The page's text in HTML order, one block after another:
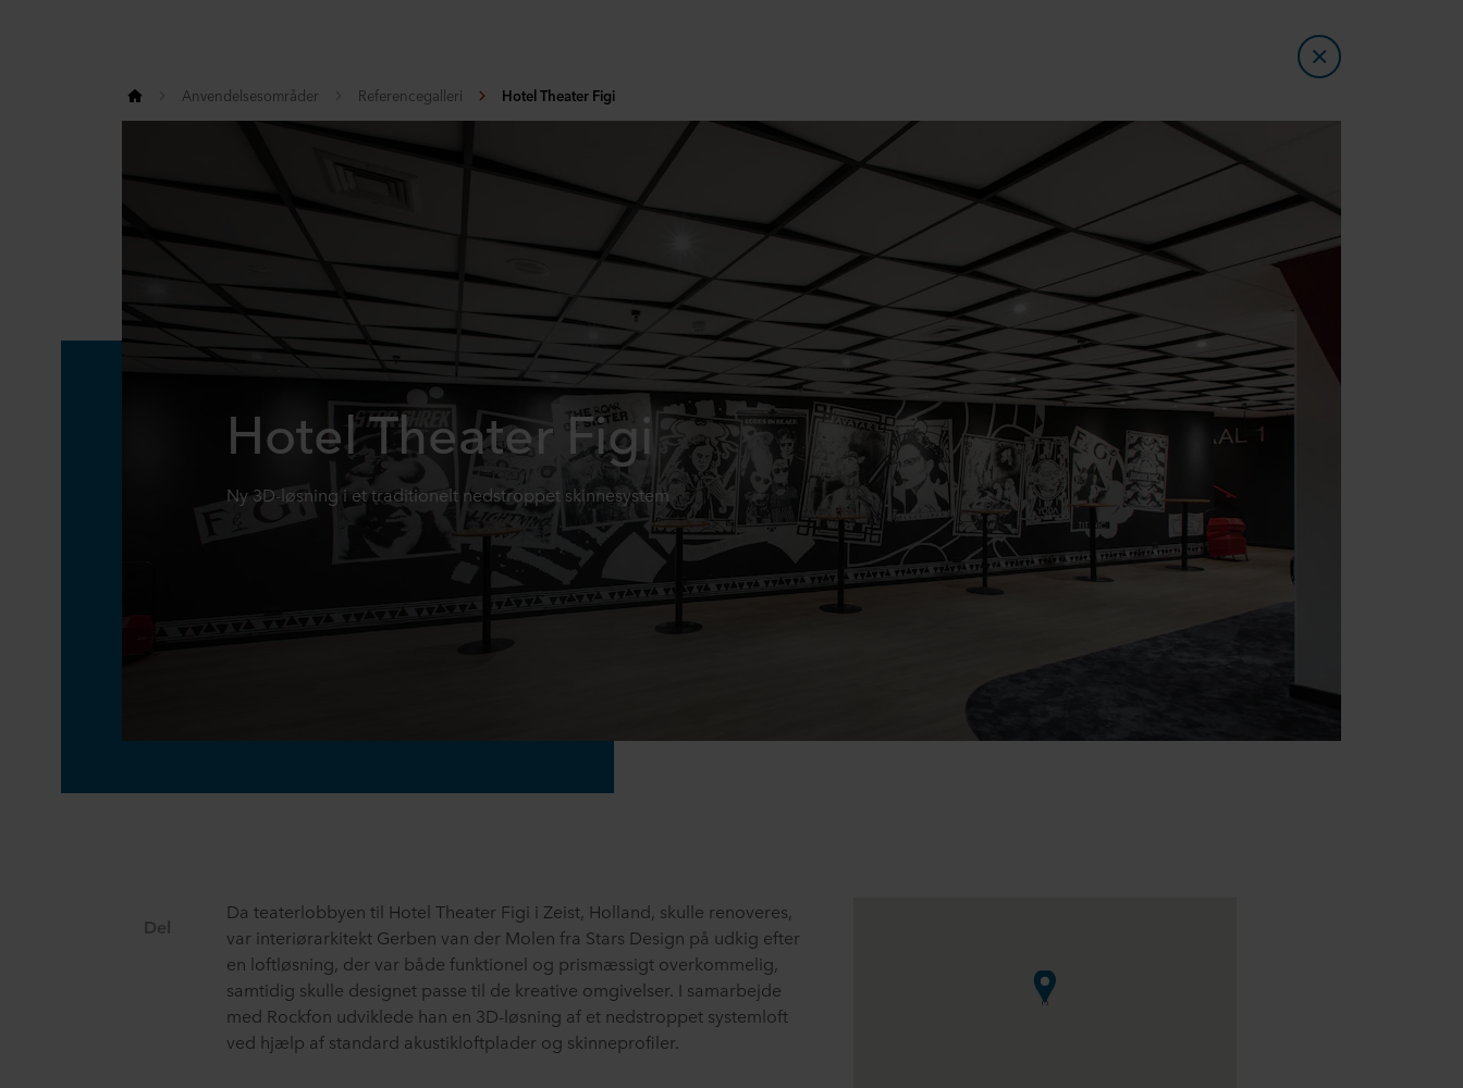
Anvendelsesområder Referencegalleri Hotel Theater Figi
Hotel Theater Figi
Ny 3D-løsning i et traditionelt nedstroppet skinnesystem
Del
Da teaterlobbyen til Hotel Theater Figi i Zeist, Holland, skulle renoveres,
var interiørarkitekt Gerben van der Molen fra Stars Design på udkig efter
en loftløsning, der var både funktionel og prismæssigt overkommelig,
samtidig skulle designet passe til de kreative omgivelser. I samarbejde
med Rockfon udviklede han en 3D-løsning af et nedstroppet systemloft
ved hjælp af standard akustikloftplader og skinneprofiler.